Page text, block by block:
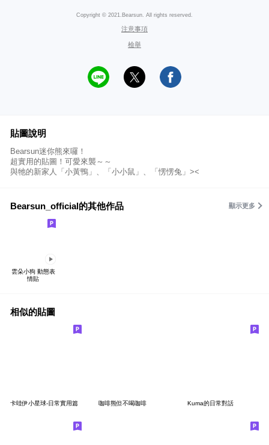
Copyright © 2021.Bearsun. All rights reserved.
注意事項
檢舉
貼圖說明
Bearsun迷你熊來囉！
超實用的貼圖！可愛來襲～～
與牠的新家人「小黃鴨」、「小小鼠」、「愣愣兔」><
Bearsun_official的其他作品 顯示更多
雲朵小狗 動態表
情貼
相似的貼圖
卡哇伊小星球-日常實用篇 咖啡熊但不喝咖啡 Kuma的日常對話